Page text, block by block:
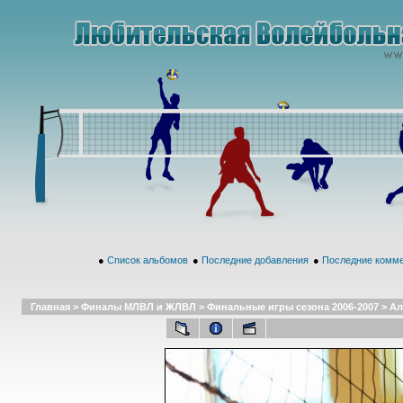
● Список альбомов ● Последние добавления ● Последние
Главная > Финалы МЛВЛ и ЖЛВЛ > Финальные игры сезона 2006-2007 >